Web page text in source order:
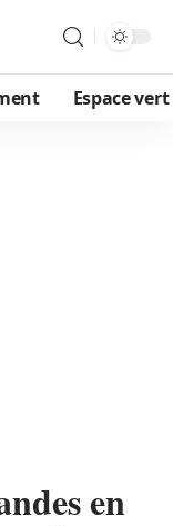
Espace vert
en